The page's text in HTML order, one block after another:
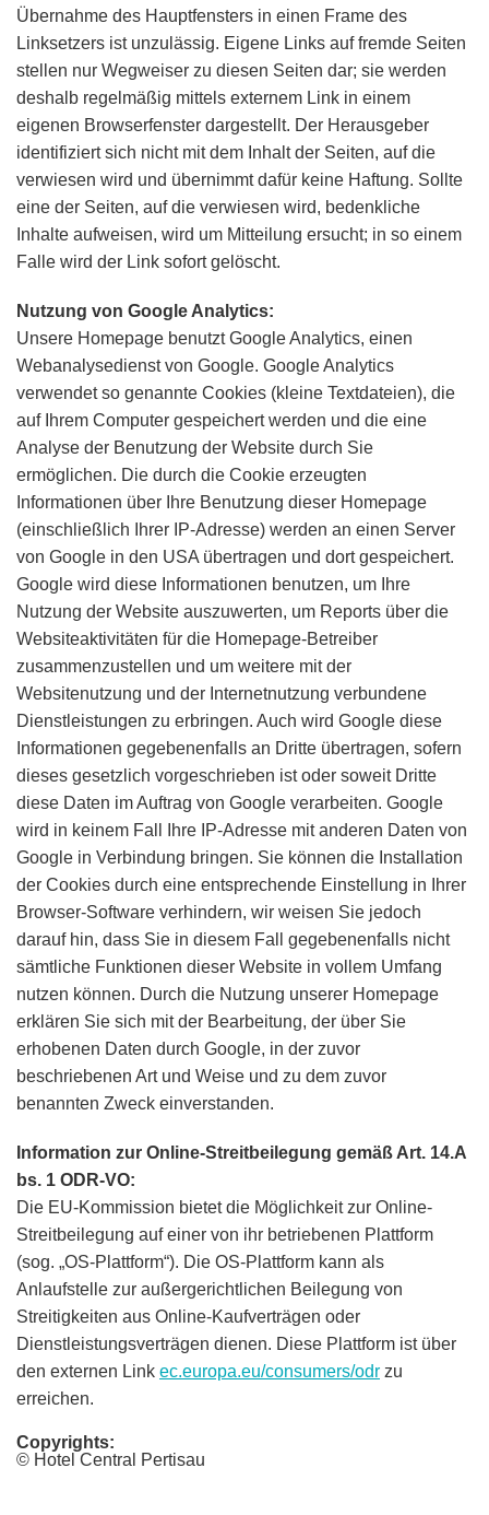
Übernahme des Hauptfensters in einen Frame des
Linksetzers ist unzulässig. Eigene Links auf fremde Seiten
stellen nur Wegweiser zu diesen Seiten dar; sie werden
deshalb regelmäßig mittels externem Link in einem
eigenen Browserfenster dargestellt. Der Herausgeber
identifiziert sich nicht mit dem Inhalt der Seiten, auf die
verwiesen wird und übernimmt dafür keine Haftung. Sollte
eine der Seiten, auf die verwiesen wird, bedenkliche
Inhalte aufweisen, wird um Mitteilung ersucht; in so einem
Falle wird der Link sofort gelöscht.
Nutzung von Google Analytics:
Unsere Homepage benutzt Google Analytics, einen
Webanalysedienst von Google. Google Analytics
verwendet so genannte Cookies (kleine Textdateien), die
auf Ihrem Computer gespeichert werden und die eine
Analyse der Benutzung der Website durch Sie
ermöglichen. Die durch die Cookie erzeugten
Informationen über Ihre Benutzung dieser Homepage
(einschließlich Ihrer IP-Adresse) werden an einen Server
von Google in den USA übertragen und dort gespeichert.
Google wird diese Informationen benutzen, um Ihre
Nutzung der Website auszuwerten, um Reports über die
Websiteaktivitäten für die Homepage-Betreiber
zusammenzustellen und um weitere mit der
Websitenutzung und der Internetnutzung verbundene
Dienstleistungen zu erbringen. Auch wird Google diese
Informationen gegebenenfalls an Dritte übertragen, sofern
dieses gesetzlich vorgeschrieben ist oder soweit Dritte
diese Daten im Auftrag von Google verarbeiten. Google
wird in keinem Fall Ihre IP-Adresse mit anderen Daten von
Google in Verbindung bringen. Sie können die Installation
der Cookies durch eine entsprechende Einstellung in Ihrer
Browser-Software verhindern, wir weisen Sie jedoch
darauf hin, dass Sie in diesem Fall gegebenenfalls nicht
sämtliche Funktionen dieser Website in vollem Umfang
nutzen können. Durch die Nutzung unserer Homepage
erklären Sie sich mit der Bearbeitung, der über Sie
erhobenen Daten durch Google, in der zuvor
beschriebenen Art und Weise und zu dem zuvor
benannten Zweck einverstanden.
Information zur Online-Streitbeilegung gemäß Art. 14.A
bs. 1 ODR-VO:
Die EU-Kommission bietet die Möglichkeit zur Online-
Streitbeilegung auf einer von ihr betriebenen Plattform
(sog. „OS-Plattform“). Die OS-Plattform kann als
Anlaufstelle zur außergerichtlichen Beilegung von
Streitigkeiten aus Online-Kaufverträgen oder
Dienstleistungsverträgen dienen. Diese Plattform ist über
den externen Link ec.europa.eu/consumers/odr zu
erreichen.
Copyrights:
© Hotel Central Pertisau